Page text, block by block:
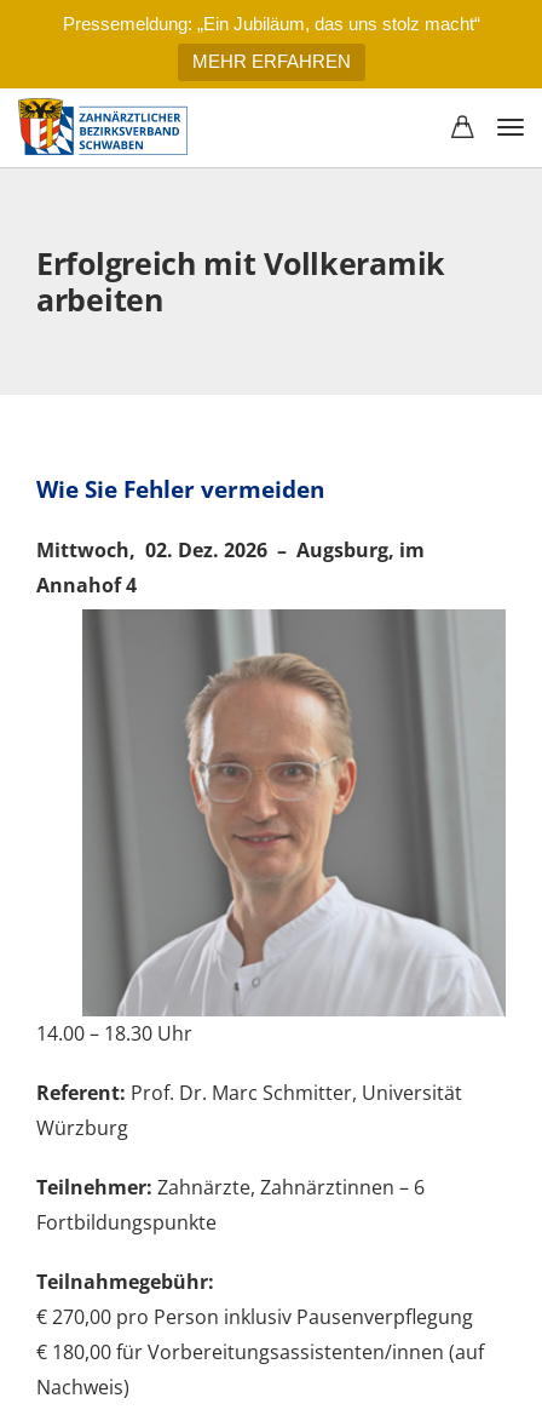
Pressemeldung: „Ein Jubiläum, das uns stolz macht“
MEHR ERFAHREN
Erfolgreich mit Vollkeramik
arbeiten
Wie Sie Fehler vermeiden
Mittwoch, 02. Dez. 2026 – Augsburg, im
Annahof 4
14.00 – 18.30 Uhr
Referent: Prof. Dr. Marc Schmitter, Universität
Würzburg
Teilnehmer: Zahnärzte, Zahnärztinnen – 6
Fortbildungspunkte
Teilnahmegebühr:
€ 270,00 pro Person inklusiv Pausenverpflegung
€ 180,00 für Vorbereitungsassistenten/innen (auf
Nachweis)